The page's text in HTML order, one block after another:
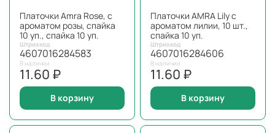
Платочки Amra Rose, с
ароматом розы, спайка
10 уп., спайка 10 уп.
Штрихкод
4607016284583
В наличии
11.60 ₽
В корзину
Платочки AMRA Lily с
ароматом лилии, 10 шт.,
спайка 10 уп.
Штрихкод
4607016284606
В наличии
11.60 ₽
В корзину